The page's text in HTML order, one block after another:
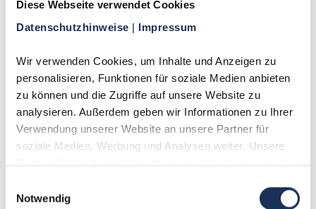
Diese Webseite verwendet Cookies
Datenschutzhinweise | Impressum
Wir verwenden Cookies, um Inhalte und Anzeigen zu
personalisieren, Funktionen für soziale Medien anbieten
zu können und die Zugriffe auf unsere Website zu
analysieren. Außerdem geben wir Informationen zu Ihrer
Verwendung unserer Website an unsere Partner für
soziale Medien, Werbung und Analysen weiter. Unsere
Partner führen diese Informationen möglicherweise mit
haben oder die sie im Rahmen Ihrer Nutzung der Dienste
Notwendig
2-Euro-Gedenkmünze Satz Saarland –
39,95 €
Weitere Details